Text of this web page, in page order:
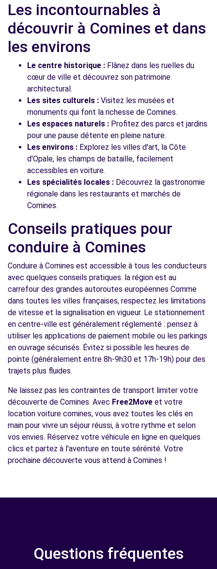
Les incontournables à
découvrir à Comines et dans
les environs
Le centre historique : Flânez dans les ruelles du
cœur de ville et découvrez son patrimoine
architectural.
Les sites culturels : Visitez les musées et
monuments qui font la richesse de Comines.
Les espaces naturels : Profitez des parcs et jardins
pour une pause détente en pleine nature.
Les environs : Explorez les villes d'art, la Côte
d'Opale, les champs de bataille, facilement
accessibles en voiture.
Les spécialités locales : Découvrez la gastronomie
régionale dans les restaurants et marchés de
Comines.
Conseils pratiques pour
conduire à Comines
Conduire à Comines est accessible à tous les conducteurs
avec quelques conseils pratiques. la région est au
carrefour des grandes autoroutes européennes Comme
dans toutes les villes françaises, respectez les limitations
de vitesse et la signalisation en vigueur. Le stationnement
en centre-ville est généralement réglementé : pensez à
utiliser les applications de paiement mobile ou les parkings
en ouvrage sécurisés. Évitez si possible les heures de
pointe (généralement entre 8h-9h30 et 17h-19h) pour des
trajets plus fluides.
Ne laissez pas les contraintes de transport limiter votre
découverte de Comines. Avec Free2Move et votre
location voiture comines, vous avez toutes les clés en
main pour vivre un séjour réussi, à votre rythme et selon
vos envies. Réservez votre véhicule en ligne en quelques
clics et partez à l'aventure en toute sérénité. Votre
prochaine découverte vous attend à Comines !
Questions fréquentes